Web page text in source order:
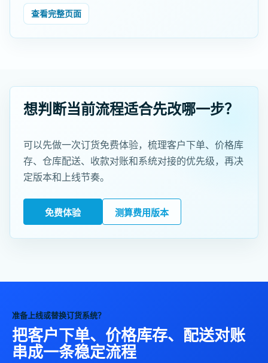
查看完整页面
想判断当前流程适合先改哪一步？
可以先做一次订货免费体验，梳理客户下单、价格库
存、仓库配送、收款对账和系统对接的优先级，再决
定版本和上线节奏。
免费体验 测算费用版本
准备上线或替换订货系统？
把客户下单、价格库存、配送对账
串成一条稳定流程